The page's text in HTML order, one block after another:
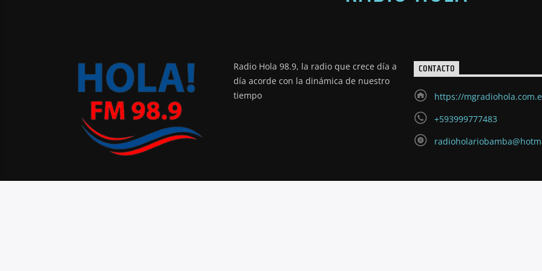
Radio Hola 98.9, la radio que crece día a
día acorde con la dinámica de nuestro
tiempo
CONTACTO
https://
+593999777483